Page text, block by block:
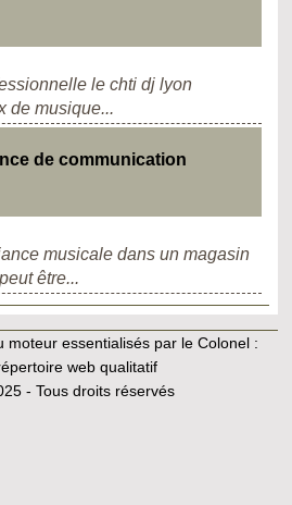
le chti dj lyon
de musique...
de communication
musicale dans un magasin
être...
moteur essentialisés par le Colonel :
web qualitatif
- Tous droits réservés